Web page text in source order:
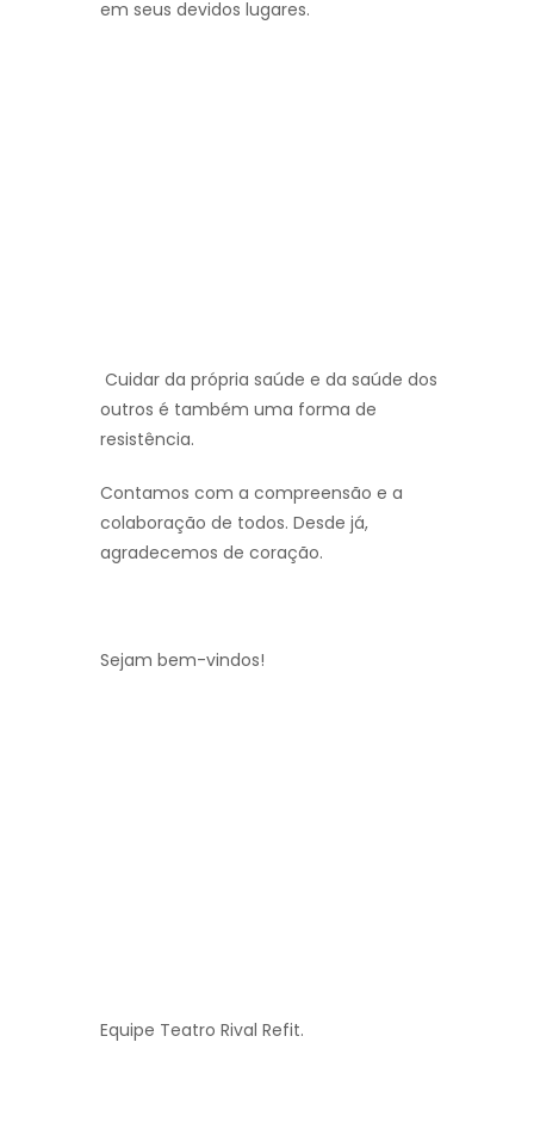
em seus devidos lugares.
Cuidar da própria saúde e da saúde dos
outros é também uma forma de
resistência.
Contamos com a compreensão e a
colaboração de todos. Desde já,
agradecemos de coração.
Sejam bem-vindos!
Equipe Teatro Rival Refit.